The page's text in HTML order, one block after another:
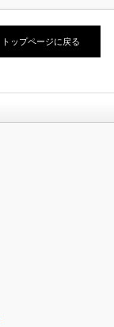
トップページに戻る